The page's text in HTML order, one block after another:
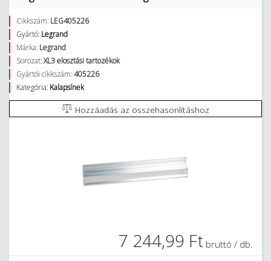
Cikkszám: LEG405226
Gyártó: Legrand
Márka: Legrand
Sorozat:XL3 elosztási tartozékok
Gyártói cikkszám:405226
Kategória: Kalapsínek
Hozzáadás az összehasonlításhoz
7 244,99 Ft bruttó / db.